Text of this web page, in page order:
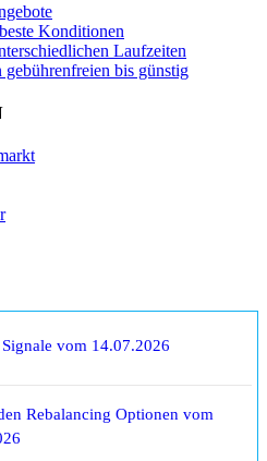
Konditionen
Laufzeiten
bis günstig
vom 14.07.2026
Rebalancing Optionen vom